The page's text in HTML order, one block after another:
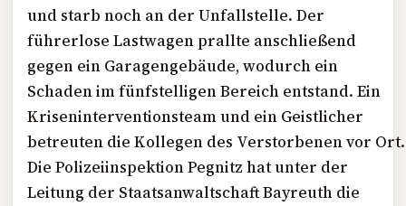
und starb noch an der Unfallstelle. Der
führerlose Lastwagen prallte anschließend
gegen ein Garagengebäude, wodurch ein
Schaden im fünfstelligen Bereich entstand. Ein
Kriseninterventionsteam und ein Geistlicher
betreuten die Kollegen des Verstorbenen vor Ort.
Die Polizeiinspektion Pegnitz hat unter der
Leitung der Staatsanwaltschaft Bayreuth die